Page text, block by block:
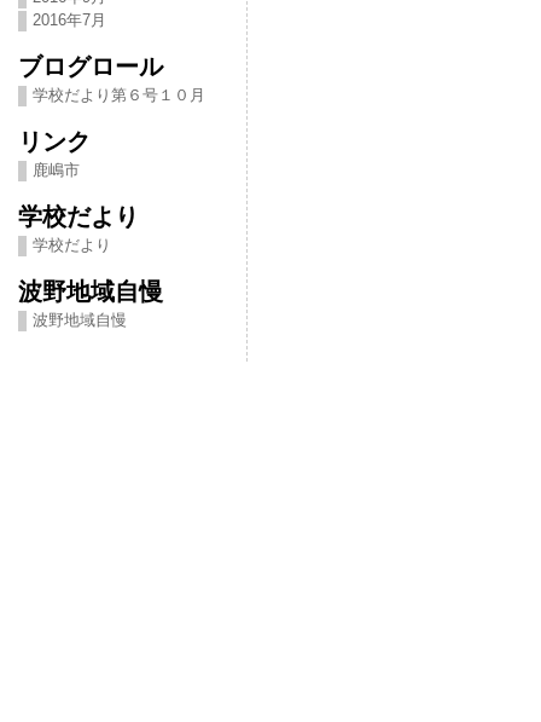
2016年7月
ブログロール
学校だより第６号１０月
リンク
鹿嶋市
学校だより
学校だより
波野地域自慢
波野地域自慢